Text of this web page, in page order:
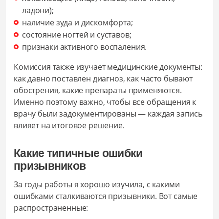
ладони);
наличие зуда и дискомфорта;
состояние ногтей и суставов;
признаки активного воспаления.
Комиссия также изучает медицинские документы:
как давно поставлен диагноз, как часто бывают
обострения, какие препараты применяются.
Именно поэтому важно, чтобы все обращения к
врачу были задокументированы — каждая запись
влияет на итоговое решение.
Какие типичные ошибки
призывников
За годы работы я хорошо изучила, с какими
ошибками сталкиваются призывники. Вот самые
распространенные: